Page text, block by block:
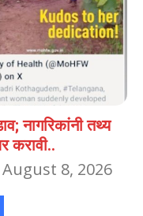
नागरिकांनी तथ्य
करावी..
August 8, 2026